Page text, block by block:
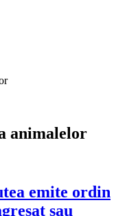
animalelor
emite ordin
sau